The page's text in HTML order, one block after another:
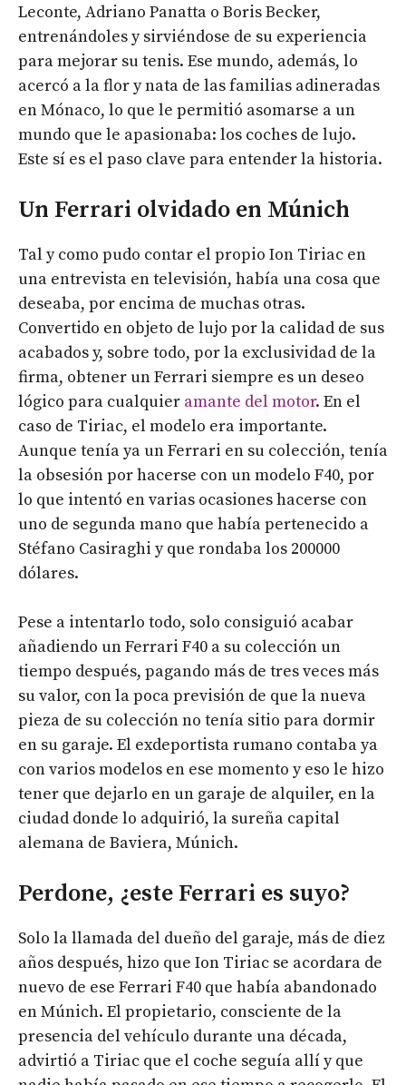
Leconte, Adriano Panatta o Boris Becker,
entrenándoles y sirviéndose de su experiencia
para mejorar su tenis. Ese mundo, además, lo
acercó a la flor y nata de las familias adineradas
en Mónaco, lo que le permitió asomarse a un
mundo que le apasionaba: los coches de lujo.
Este sí es el paso clave para entender la historia.
Un Ferrari olvidado en Múnich
Tal y como pudo contar el propio Ion Tiriac en
una entrevista en televisión, había una cosa que
deseaba, por encima de muchas otras.
Convertido en objeto de lujo por la calidad de sus
acabados y, sobre todo, por la exclusividad de la
firma, obtener un Ferrari siempre es un deseo
lógico para cualquier amante del motor. En el
caso de Tiriac, el modelo era importante.
Aunque tenía ya un Ferrari en su colección, tenía
la obsesión por hacerse con un modelo F40, por
lo que intentó en varias ocasiones hacerse con
uno de segunda mano que había pertenecido a
Stéfano Casiraghi y que rondaba los 200000
dólares.
Pese a intentarlo todo, solo consiguió acabar
añadiendo un Ferrari F40 a su colección un
tiempo después, pagando más de tres veces más
su valor, con la poca previsión de que la nueva
pieza de su colección no tenía sitio para dormir
en su garaje. El exdeportista rumano contaba ya
con varios modelos en ese momento y eso le hizo
tener que dejarlo en un garaje de alquiler, en la
ciudad donde lo adquirió, la sureña capital
alemana de Baviera, Múnich.
Perdone, ¿este Ferrari es suyo?
Solo la llamada del dueño del garaje, más de diez
años después, hizo que Ion Tiriac se acordara de
nuevo de ese Ferrari F40 que había abandonado
en Múnich. El propietario, consciente de la
presencia del vehículo durante una década,
advirtió a Tiriac que el coche seguía allí y que